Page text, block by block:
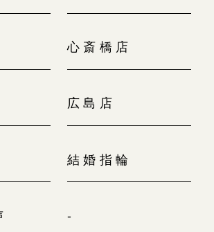
心斎橋店
広島店
結婚指輪
-